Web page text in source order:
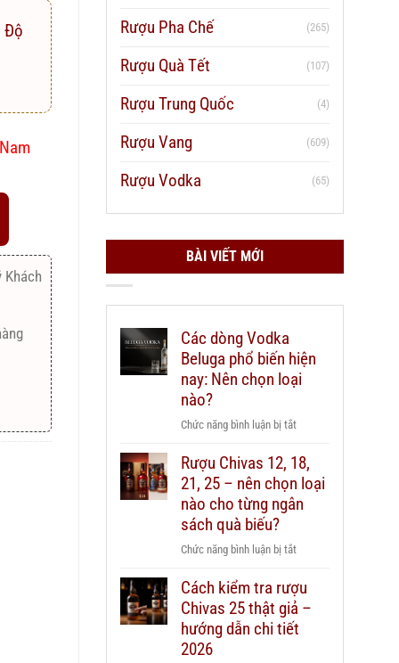
Độ
Khách
Rượu Pha Chế (265)
Rượu Quà Tết (107)
Rượu Trung Quốc (4)
Rượu Vang (609)
Rượu Vodka (65)
BÀI VIẾT MỚI
Các dòng Vodka
Beluga phổ biến hiện
nay: Nên chọn loại
nào?
Chức năng bình luận bị tắtở
dòng
Vodka
Beluga
hiện
Nên
chọn
loại
Rượu Chivas 12, 18,
21, 25 – nên chọn loại
nào cho từng ngân
sách quà biếu?
Chức năng bình luận bị tắtở
Chivas
12,
18,
Cách kiểm tra rượu
Chivas 25 thật giả –
hướng dẫn chi tiết
2026